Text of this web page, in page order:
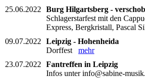
25.06.2022
Burg Hilgartsberg -
Schlagerstarfest mit den
Express, Bergkristall, Pascal
09.07.2022
Leipzig - Hohenheida
Dorffest mehr
23.07.2022
Fantreffen in Leipzig
Infos unter info@sabine-